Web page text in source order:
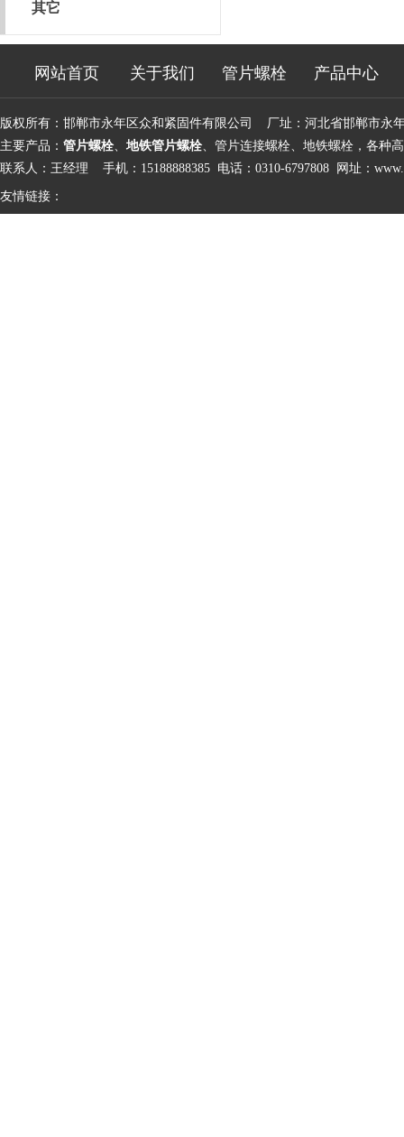
其它
网站首页 关于我们 管片螺栓 产品中心
版权所有：邯郸市永年区众和紧固件有限公司 厂址：河北省邯郸市
主要产品： 管片螺栓、 地铁管片螺栓、管片连接螺栓、地铁螺栓，各种
联系人：王经理 手机：15188888385 电话：0310-6797808 网址：
友情链接：